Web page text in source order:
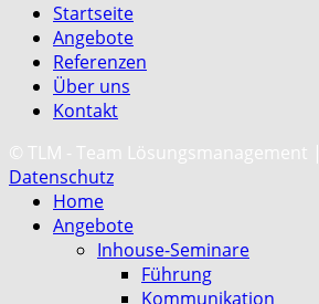
Startseite
Angebote
Referenzen
Über uns
Kontakt
© TLM - Team Lösungsmanagement |
Datenschutz
Home
Angebote
Inhouse-Seminare
Führung
Kommunikation